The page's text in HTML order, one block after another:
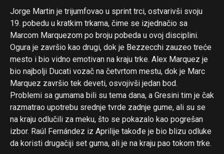
Jorge Martin je trijumfovao u sprint trci, ostvarivši svoju
19. pobedu u kratkim trkama, čime se izjednačio sa
Marcom Marquezom po broju pobeda u ovoj disciplini.
Ogura je završio kao drugi, dok je Bezzecchi zauzeo treće
mesto i bio vidno emotivan na kraju trke. Alex Marquez je
bio najbolji Ducati vozač na četvrtom mestu, dok je Marc
Marquez završio tek deveti, osvojivši jedan bod.
Problemi sa gumama bili su tema dana, a Gresini tim je čak
razmatrao upotrebu srednje tvrde zadnje gume, ali su se
na kraju odlučili za meku, što se pokazalo kao pogrešan
izbor. Raúl Fernández iz Aprilije takođe je bio blizu odluke
da koristi drugačiji set guma, ali je na kraju pao tokom trke.